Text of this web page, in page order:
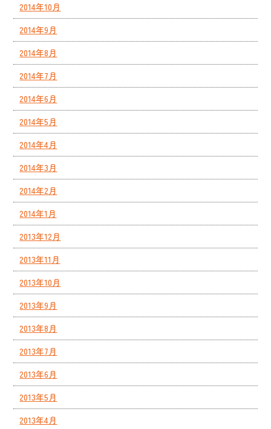
2014年10月
2014年9月
2014年8月
2014年7月
2014年6月
2014年5月
2014年4月
2014年3月
2014年2月
2014年1月
2013年12月
2013年11月
2013年10月
2013年9月
2013年8月
2013年7月
2013年6月
2013年5月
2013年4月